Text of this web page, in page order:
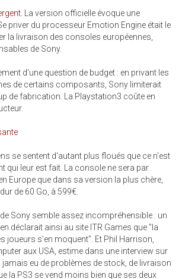
La version officielle évoque une
priver du processeur Emotion Engine était le
la livraison des consoles européennes,
de Sony.
d'une question de budget : en privant les
de certains composants, Sony limiterait
de fabrication. La Playstation3 coûte en
se sentent d'autant plus floués que ce n'est
qui leur est fait. La console ne sera par
Europe que dans sa version la plus chère,
de 60 Go, à 599€.
Sony semble assez incompréhensible : un
déclarait ainsi au site ITR Games que "la
joueurs s'en moquent". Et Phil Harrison,
aux USA, estime dans une interview sur
jamais eu de problèmes de stock, de livraison
la PS3 se vend moins bien que ses deux